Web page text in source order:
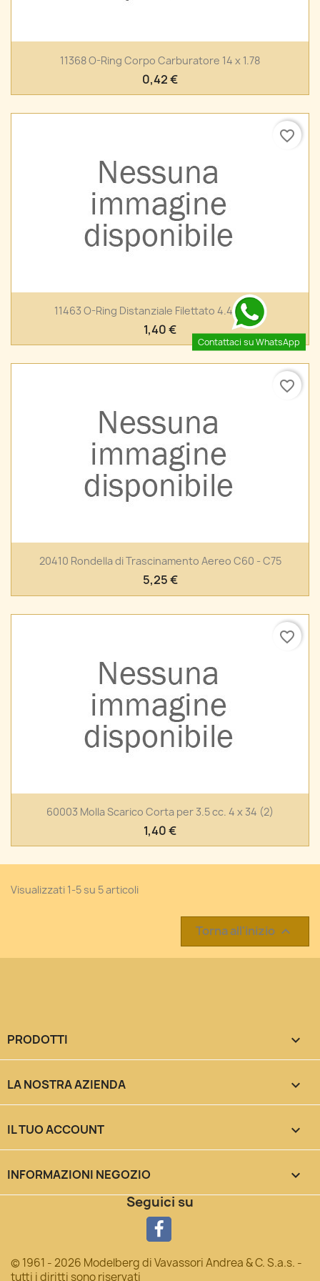
11368 O-Ring Corpo Carburatore 14 x 1.78
0,42 €
11463 O-Ring Distanziale Filettato 4.48 x 1.78
1,40 €
favorite_border
20410 Rondella di Trascinamento Aereo C60 - C75
5,25 €
favorite_border
60003 Molla Scarico Corta per 3.5 cc. 4 x 34 (2)
1,40 €
favorite_border
Visualizzati 1-5 su 5 articoli
Torna all'inizio 
PRODOTTI 
LA NOSTRA AZIENDA 
IL TUO ACCOUNT 
INFORMAZIONI NEGOZIO keyboard_arrow_down
Seguici su
© 1961 - 2026 Modelberg di Vavassori Andrea & C. S.a.s. -
tutti i diritti sono riservati
Contattaci su WhatsApp